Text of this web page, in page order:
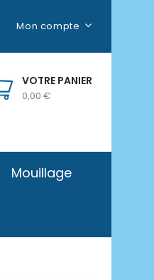
Mon compte
VOTRE PANIER
0,00 €
Mouillage